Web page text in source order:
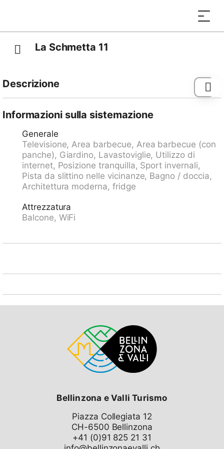
La Schmetta 11
Descrizione
stazione ferroviaria "Tiefencastel" 6.5 km, porto
Informazioni sulla sistemazione
Generale
Televisione, Area barbecue, Area barbecue (con
panche), Giardino, Lavastoviglie, Utilizzo di
internet, Posizione tranquilla, Sport invernali,
Pista da slittino nelle vicinanze, Bagno / doccia,
Architettura moderna, fridge
Attrezzatura
Balcone, WiFi
Bellinzona e Valli Turismo
Piazza Collegiata 12
CH-6500 Bellinzona